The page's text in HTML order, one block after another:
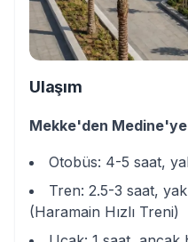
Ulaşım
Mekke'den
Otobüs: 4-5 saat,
Tren: 2.5-3 saat,
(Haramain Hızlı Treni)